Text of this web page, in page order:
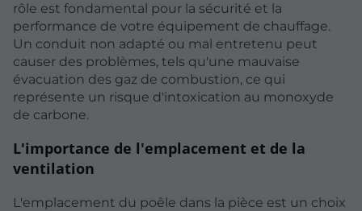
rôle est fondamental pour la sécurité et la
performance de votre équipement de chauffage.
Un conduit non adapté ou mal entretenu peut
causer des problèmes, tels qu'une mauvaise
évacuation des gaz de combustion, ce qui
représente un risque d'intoxication au monoxyde
de carbone.
L'importance de l'emplacement et de la
ventilation
L'emplacement du poêle dans la pièce est un choix